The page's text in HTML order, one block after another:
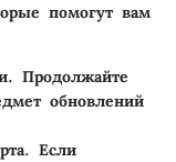
помогут вам
. Продолжайте
обновлений
. Если